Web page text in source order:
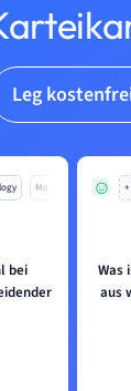
Leg
Mo
bei
Was
aus